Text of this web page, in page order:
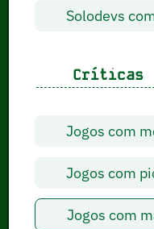
Solodevs
Críticas
Jogos com
Jogos com
Jogos com